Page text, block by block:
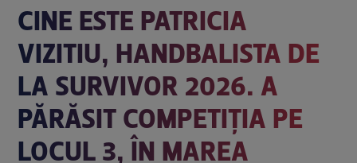
CINE ESTE PATRICIA
VIZITIU, HANDBALISTA DE
LA SURVIVOR 2026. A
PĂRĂSIT COMPETIȚIA PE
LOCUL 3, ÎN MAREA